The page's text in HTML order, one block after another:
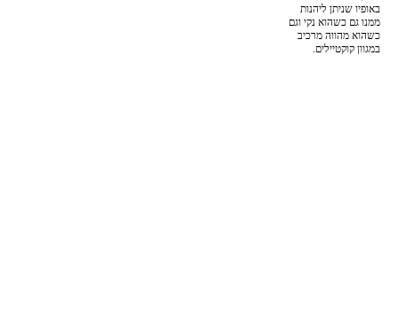
באופיו שניתן ליהנות
ממנו גם כשהוא נקי וגם
כשהוא מהווה מרכיב
במגוון קוקטיילים.